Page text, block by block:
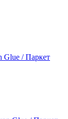
Glue / Паркет